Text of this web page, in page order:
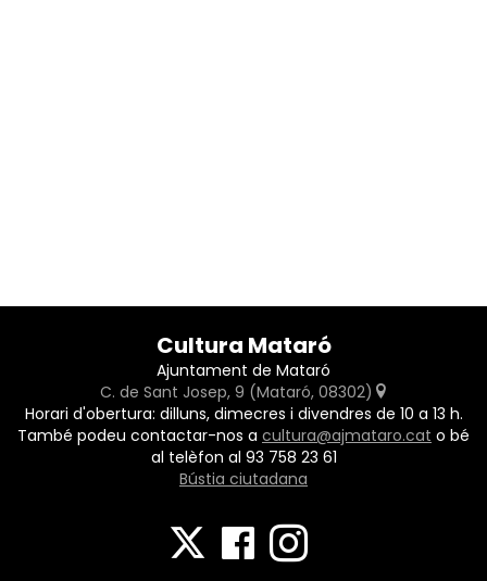
Cultura Mataró
Ajuntament de Mataró
C. de Sant Josep, 9 (Mataró, 08302)
Horari d'obertura: dilluns, dimecres i divendres de 10 a 13 h.
També podeu contactar-nos a cultura@ajmataro.cat o bé
al telèfon al 93 758 23 61
Bústia ciutadana